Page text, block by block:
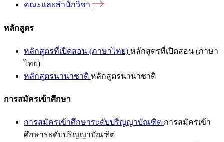
คณะและสำนักวิชา
หลักสูตร
หลักสูตรที่เปิดสอน (ภาษาไทย) หลักสูตรที่เปิดสอน (ภาษา
ไทย)
หลักสูตรนานาชาติ หลักสูตรนานาชาติ
การสมัครเข้าศึกษา
การสมัครเข้าศึกษาระดับปริญญาบัณฑิต การสมัครเข้า
ศึกษาระดับปริญญาบัณฑิต